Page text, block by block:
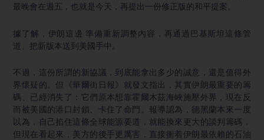
最晚會在週五，也就是今天，再提出一份修正版的和平提案。
據了解，伊朗這邊 準備重新調整內容，再通過巴基斯坦這條管
道、把新版本送到美國手中。
不過，這份所謂的新協議，到底能拿出多少的誠意，還是值得外
界懷疑的。但《華爾街日報》就發文指出，其實伊朗最重要的籌
碼、已經消失了：它們原本想靠霍爾木茲海峽施壓外界，現在反
而被美國的港口封鎖、卡住了命門。報導認為，德黑蘭本來一度
以為，自己掐住這條全球能源要道，就能換來更大的談判籌碼，
但現在看起來，美方的後手更厲害，直接衝着伊朗最依賴的石油